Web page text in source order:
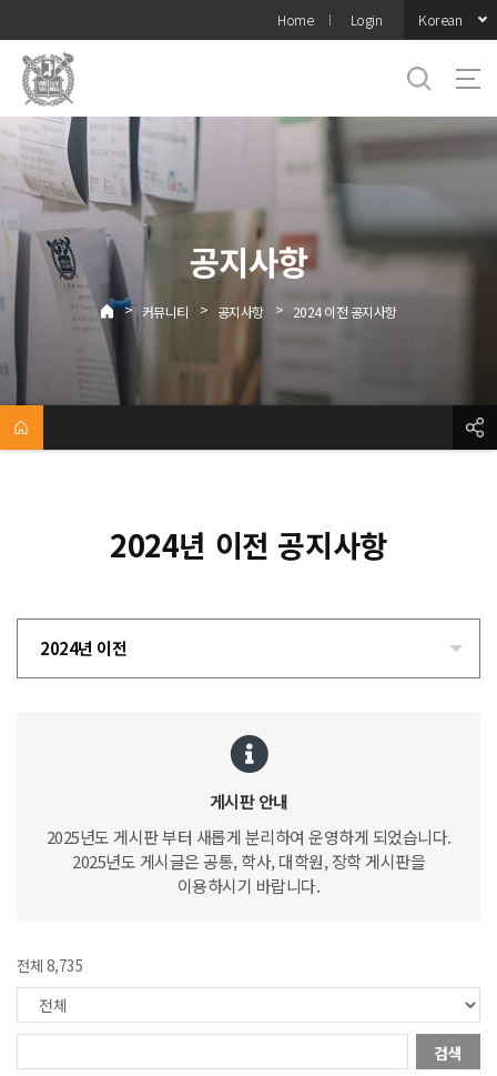
메뉴
Home Login Korean
공지사항
> 커뮤니티 > 공지사항 > 2024 이전 공지사항
2024년 이전 공지사항
2024년 이전
게시판 안내
2025년도 게시판 부터 새롭게 분리하여 운영하게 되었습니다.
2025년도 게시글은 공통, 학사, 대학원, 장학 게시판을
이용하시기 바랍니다.
전체 8,735
검색